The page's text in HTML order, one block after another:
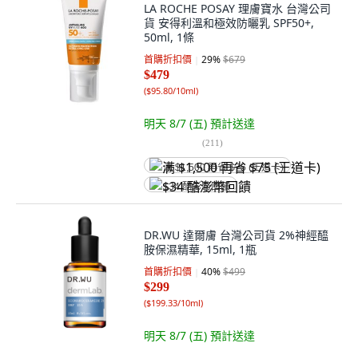
LA ROCHE POSAY 理膚寶水 台灣公司
貨 安得利溫和極效防曬乳 SPF50+,
50ml, 1條
首購折扣價 29%$679
$479
($95.80/10ml)
明天 8/7 (五) 預計送達
(211)
满 $1,500 再省 $75 (王道卡)
$34 酷澎幣回饋
DR.WU 達爾膚 台灣公司貨 2%神經醯
胺保濕精華, 15ml, 1瓶
首購折扣價 40%$499
$299
($199.33/10ml)
明天 8/7 (五) 預計送達